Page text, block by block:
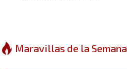
Maravillas de la Semana